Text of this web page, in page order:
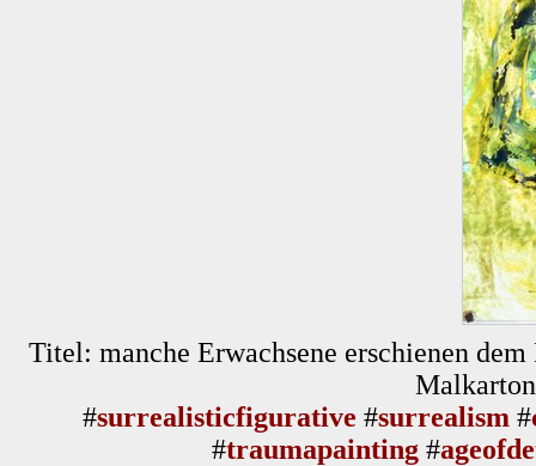
Titel: manche Erwachsene erschienen
#surrealisticfigurative #surrealism #
#traumapainting#